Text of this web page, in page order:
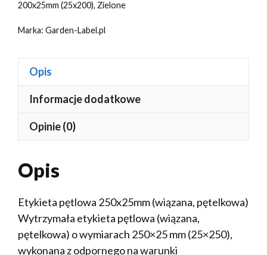
200x25mm (25x200), Zielone
Marka: Garden-Label.pl
Opis
Informacje dodatkowe
Opinie (0)
Opis
Etykieta pętlowa 250x25mm (wiązana, pętelkowa)
Wytrzymała etykieta pętlowa (wiązana,
pętelkowa) o wymiarach 250×25 mm (25×250),
wykonana z odpornego na warunki